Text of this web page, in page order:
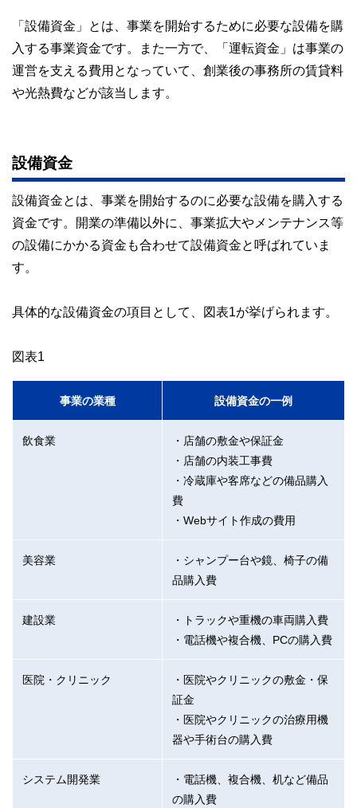
「設備資金」とは、事業を開始するために必要な設備を購
入する事業資金です。また一方で、「運転資金」は事業の
運営を支える費用となっていて、創業後の事務所の賃貸料
や光熱費などが該当します。
設備資金
設備資金とは、事業を開始するのに必要な設備を購入する
資金です。開業の準備以外に、事業拡大やメンテナンス等
の設備にかかる資金も合わせて設備資金と呼ばれていま
す。
具体的な設備資金の項目として、図表1が挙げられます。
図表1
事業の業種 設備資金の一例
飲食業
・店舗の敷金や保証金
・店舗の内装工事費
・冷蔵庫や客席などの備品購入
費
・Webサイト作成の費用
美容業
・シャンプー台や鏡、椅子の備
品購入費
建設業
・トラックや重機の車両購入費
・電話機や複合機、PCの購入費
医院・クリニック
・医院やクリニックの敷金・保
証金
・医院やクリニックの治療用機
器や手術台の購入費
システム開発業
・電話機、複合機、机など備品
の購入費